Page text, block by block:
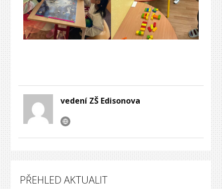
vedení ZŠ Edisonova
PŘEHLED AKTUALIT